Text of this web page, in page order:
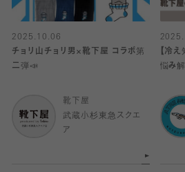
2025.10.06
チョリ山チョリ男×靴下屋 コラボ第
二弾📣
靴下屋
武蔵小杉東急スクエ
ア
【冷
悩み